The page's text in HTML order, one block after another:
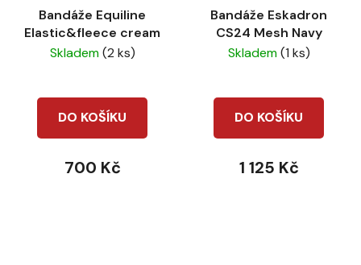
Bandáže Equiline
Elastic&fleece cream
Skladem(2 ks)
DO KOŠÍKU
700 Kč
Bandáže Eskadron
CS24 Mesh Navy
Skladem(1 ks)
DO KOŠÍKU
1 125 Kč